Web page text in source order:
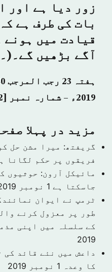
زور دیا ہے اور
بات کی طرف ہے
قیادت میں ہونے
آگے بڑھیں
2019ء – شمارہ نمبر [14732]
مزید در پہلا
گریفتھ: میرا مشن حل
فریقوں پر حکم لگانا
مائیکل آرون: حوثیوں
جاسکتا ہے 1 نومبر 2019
ٹرمپ نے ایوان
طور پر معزول کرنے
کے سلسلہ میں اپنی
2019
داعش میں نئے قائد کی
کا وعدہ 1 نومبر 2019